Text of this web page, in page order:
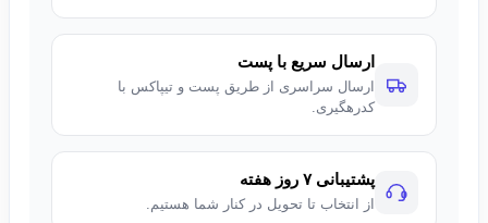
ارسال سریع با پست
ارسال سراسری از طریق پست و تیپاکس با
کدرهگیری.
پشتیبانی ۷ روز هفته
از انتخاب تا تحویل در کنار شما هستیم.